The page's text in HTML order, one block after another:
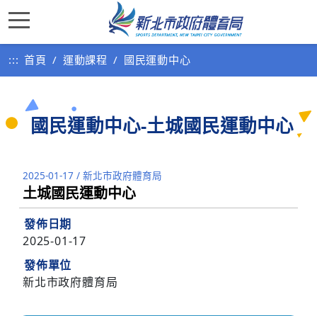
::: 首頁 運動課程 國民運動中心
國民運動中心-土城國民運動中心
2025-01-17 / 新北市政府體育局
土城國民運動中心
發佈日期
2025-01-17
發佈單位
新北市政府體育局